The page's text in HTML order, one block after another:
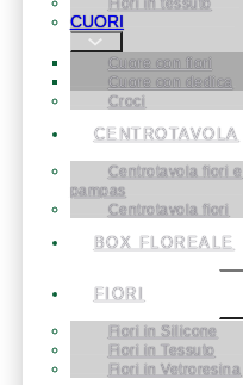
Fiori in tessuto
CUORI
Cuore con fiori
Cuore con dedica
Croci
CENTROTAVOLA
Centrotavola fiori e
pampas
Centrotavola fiori
BOX FLOREALE
FIORI
Fiori in Silicone
Fiori in Tessuto
Fiori in Vetroresina